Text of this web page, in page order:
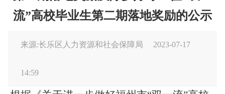
流”高校毕业生第二期落地奖励的公示
来源:长乐区人力资源和社会保障局 2023-07-17
14:59